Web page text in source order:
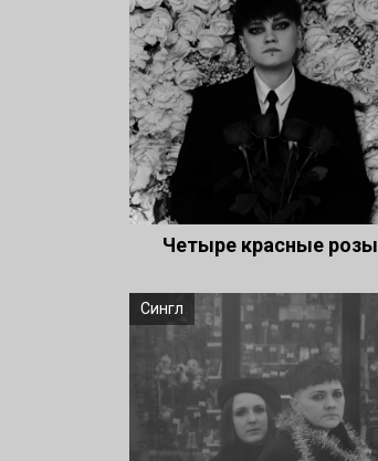
Четыре красные розы
Сингл